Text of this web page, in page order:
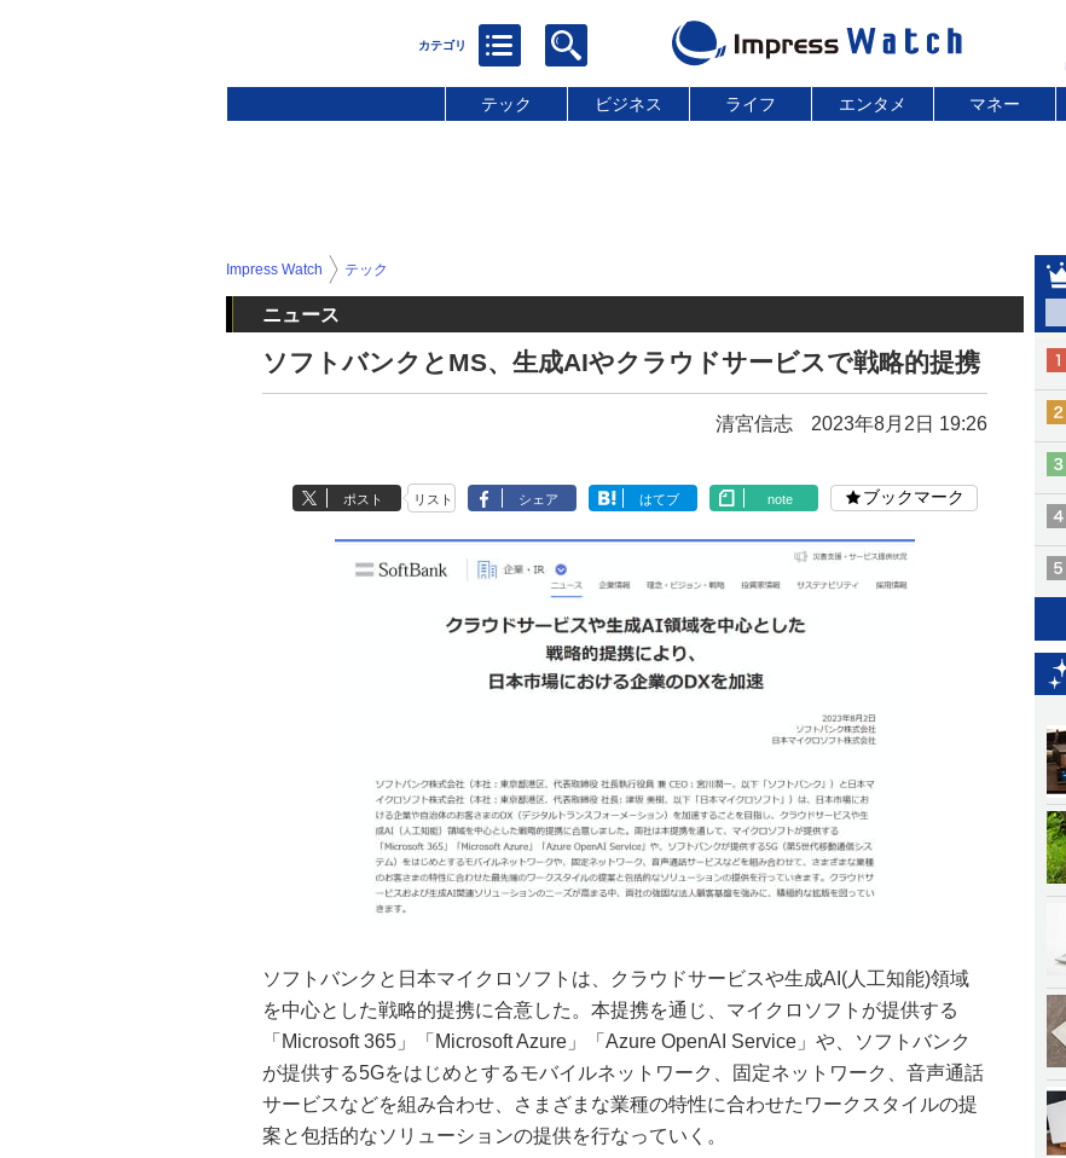
テック ビジネス ライフ エンタメ マネー
Impress Watch テック
ニュース
ソフトバンクとMS、生成AIやクラウドサービスで戦略的提携
清宮信志 2023年8月2日 19:26
ポスト リスト シェア はてブ note ブックマーク
ソフトバンクと日本マイクロソフトは、クラウドサービスや生成AI(人工知能)領域
を中心とした戦略的提携に合意した。本提携を通じ、マイクロソフトが提供する
「Microsoft 365」「Microsoft Azure」「Azure OpenAI Service」や、ソフトバンク
が提供する5Gをはじめとするモバイルネットワーク、固定ネットワーク、音声通話
サービスなどを組み合わせ、さまざまな業種の特性に合わせたワークスタイルの提
案と包括的なソリューションの提供を行なっていく。